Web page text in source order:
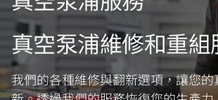
真空泵浦維修和重組
我們的各種維修與翻新選項，讓您